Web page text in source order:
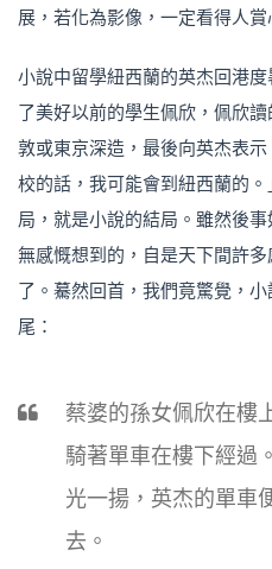
展，若化為影像，一定看得人賞
小說中留學紐西蘭的英杰回港
了美好以前的學生佩欣，佩欣
敦或東京深造，最後向英杰表
校的話，我可能會到紐西蘭的
局，就是小說的結局。雖然後
無感慨想到的，自是天下間許
了。驀然回首，我們竟驚覺，
尾：
蔡婆的孫女佩欣在樓
騎著單車在樓下經過
光一揚，英杰的單車
去。